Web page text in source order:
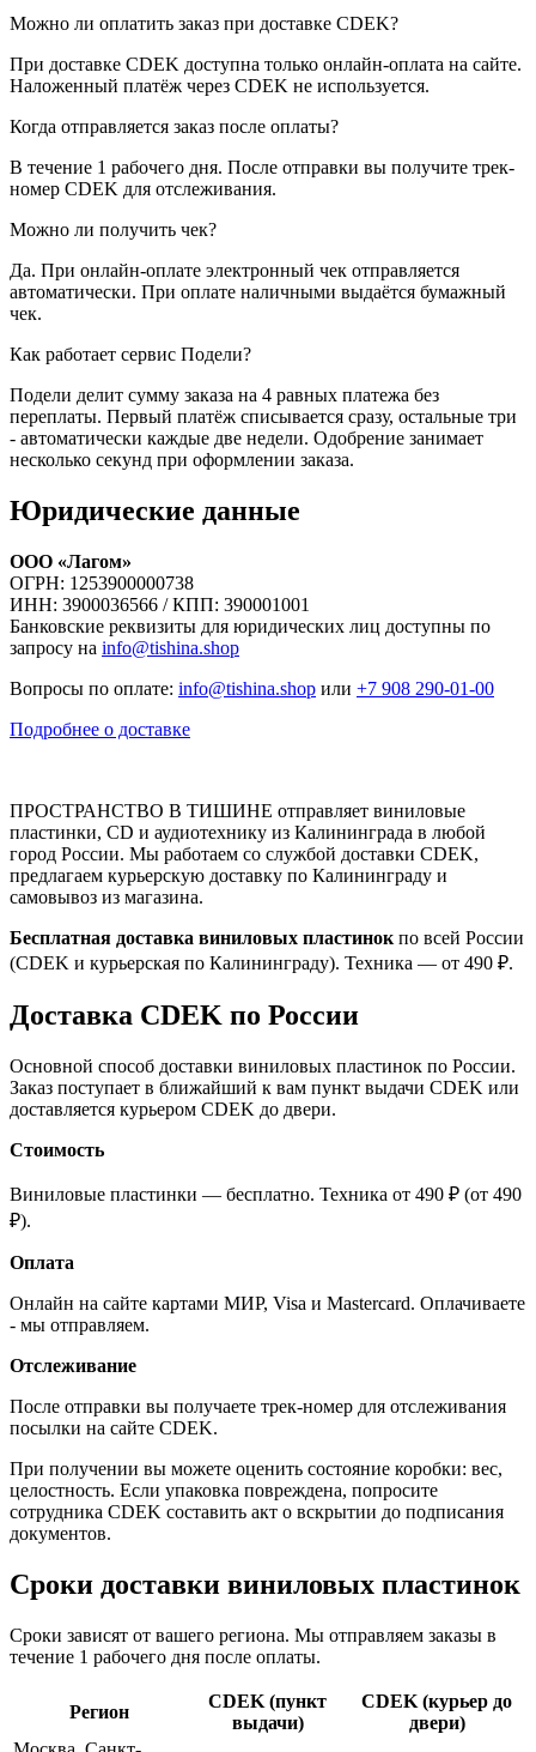
Можно ли оплатить заказ при доставке CDEK?
При доставке CDEK доступна только онлайн-оплата на сайте.
Наложенный платёж через CDEK не используется.
Когда отправляется заказ после оплаты?
В течение 1 рабочего дня. После отправки вы получите трек-
номер CDEK для отслеживания.
Можно ли получить чек?
Да. При онлайн-оплате электронный чек отправляется
автоматически. При оплате наличными выдаётся бумажный
чек.
Как работает сервис Подели?
Подели делит сумму заказа на 4 равных платежа без
переплаты. Первый платёж списывается сразу, остальные три
- автоматически каждые две недели. Одобрение занимает
несколько секунд при оформлении заказа.
Юридические данные
ООО «Лагом»
ОГРН: 1253900000738
ИНН: 3900036566 / КПП: 390001001
Банковские реквизиты для юридических лиц доступны по
запросу на info@tishina.shop
Вопросы по оплате: info@tishina.shop или +7 908 290-01-00
Подробнее о доставке
ПРОСТРАНСТВО В ТИШИНЕ отправляет виниловые
пластинки, CD и аудиотехнику из Калининграда в любой
город России. Мы работаем со службой доставки CDEK,
предлагаем курьерскую доставку по Калининграду и
самовывоз из магазина.
Бесплатная доставка виниловых пластинок по всей России
(CDEK и курьерская по Калининграду). Техника — от 490 ₽.
Доставка CDEK по России
Основной способ доставки виниловых пластинок по России.
Заказ поступает в ближайший к вам пункт выдачи CDEK или
доставляется курьером CDEK до двери.
Стоимость
Виниловые пластинки — бесплатно. Техника от 490 ₽ (от 490
₽).
Оплата
Онлайн на сайте картами МИР, Visa и Mastercard. Оплачиваете
- мы отправляем.
Отслеживание
После отправки вы получаете трек-номер для отслеживания
посылки на сайте CDEK.
При получении вы можете оценить состояние коробки: вес,
целостность. Если упаковка повреждена, попросите
сотрудника CDEK составить акт о вскрытии до подписания
документов.
Сроки доставки виниловых пластинок
Сроки зависят от вашего региона. Мы отправляем заказы в
течение 1 рабочего дня после оплаты.
Регион
CDEK (пункт
выдачи)
CDEK (курьер до
двери)